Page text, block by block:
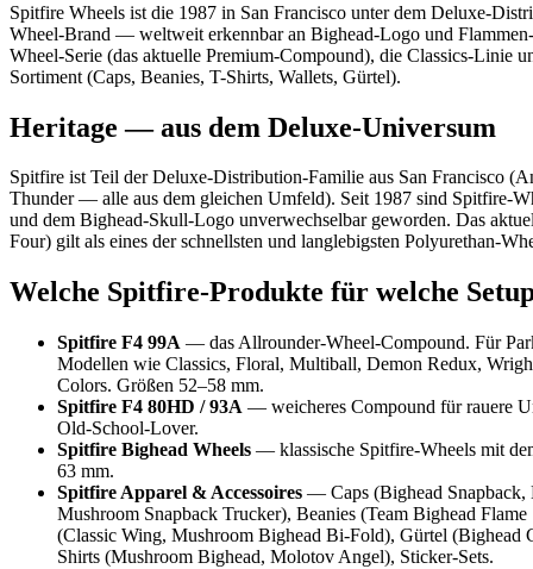
Spitfire Wheels ist die 1987 in San Francisco unter dem Deluxe-
Wheel-Brand — weltweit erkennbar an Bighead-Logo und
Wheel-Serie (das aktuelle Premium-Compound), die Classics-Linie
Sortiment (Caps, Beanies, T-Shirts, Wallets, Gürtel).
Heritage — aus dem Deluxe-Universum
Spitfire ist Teil der Deluxe-Distribution-Familie aus San Francisco
Thunder — alle aus dem gleichen Umfeld). Seit 1987 sind Spitfire-
und dem Bighead-Skull-Logo unverwechselbar geworden. Das
Four) gilt als eines der schnellsten und langlebigsten Polyurethan-
Welche Spitfire-Produkte für welche
Spitfire F4 99A — das Allrounder-Wheel-Compound. Für
Modellen wie Classics, Floral, Multiball, Demon Redux,
Colors. Größen 52–58 mm.
Spitfire F4 80HD / 93A — weicheres Compound für rauere
Old-School-Lover.
Spitfire Bighead Wheels — klassische Spitfire-Wheels mit
63 mm.
Spitfire Apparel & Accessoires — Caps (Bighead Snapback,
Mushroom Snapback Trucker), Beanies (Team Bighead
(Classic Wing, Mushroom Bighead Bi-Fold), Gürtel (Bighead
Shirts (Mushroom Bighead, Molotov Angel), Sticker-Sets.